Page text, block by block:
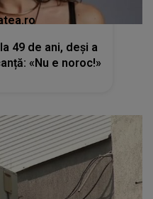
49 de ani, deși a
«Nu e noroc!»